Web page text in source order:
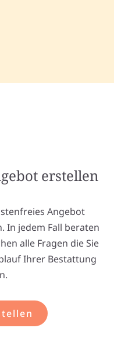
erstellen
Angebot
In jedem Fall beraten
alle Fragen die Sie
Ihrer Bestattung